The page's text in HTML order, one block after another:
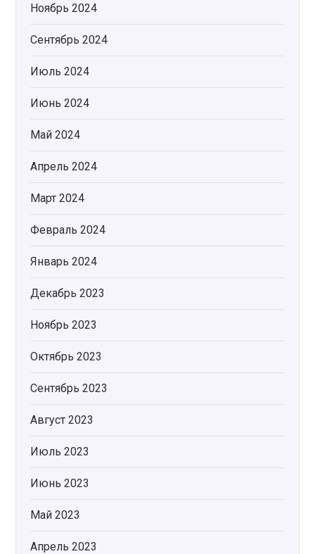
Ноябрь 2024
Сентябрь 2024
Июль 2024
Июнь 2024
Май 2024
Апрель 2024
Март 2024
Февраль 2024
Январь 2024
Декабрь 2023
Ноябрь 2023
Октябрь 2023
Сентябрь 2023
Август 2023
Июль 2023
Июнь 2023
Май 2023
Апрель 2023